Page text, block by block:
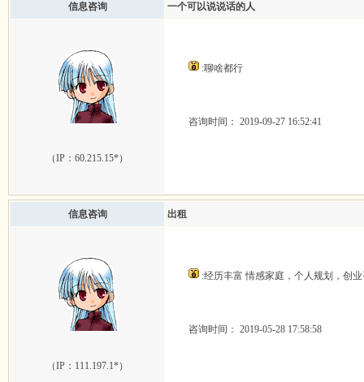
信息咨询 一个可以说说话的人
（IP： 60.215.15*）
:聊啥都行
咨询时间： 2019-09-27 16:52:41
信息咨询 出租
（IP： 111.197.1*）
:经历丰富 情感家庭，个人规划，创
咨询时间： 2019-05-28 17:58:58